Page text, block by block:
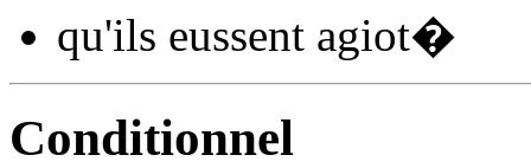
qu'ils eussent agiot�
Conditionnel